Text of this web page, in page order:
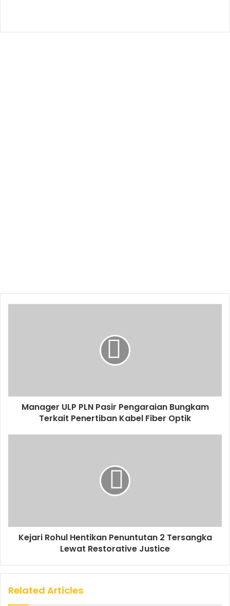
Manager ULP PLN Pasir Pengaraian Bungkam
Terkait Penertiban Kabel Fiber Optik
Kejari Rohul Hentikan Penuntutan 2 Tersangka
Lewat Restorative Justice
Related Articles